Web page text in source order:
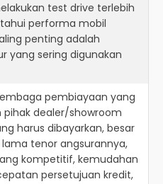
test drive terlebih
performa mobil
penting adalah
yang sering digunakan
pembiayaan yang
dealer/showroom
harus dibayarkan, besar
tenor angsurannya,
kompetitif, kemudahan
persetujuan kredit,